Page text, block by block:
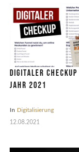
Digitaler
Jahr 2021
In Digitalisierung
12.08.2021